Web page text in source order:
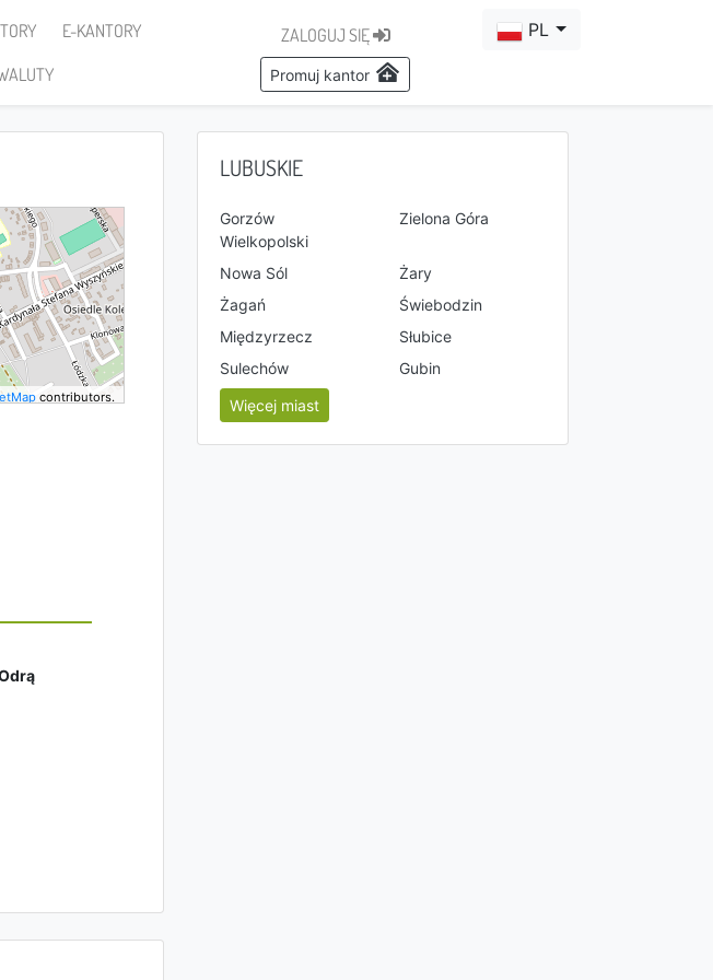
E-KANTORY
ZALOGUJ SIĘ
Promuj kantor
PL
contributors.
LUBUSKIE
Gorzów
Wielkopolski
Zielona Góra
Nowa Sól
Żary
Żagań
Świebodzin
Międzyrzecz
Słubice
Sulechów
Gubin
Więcej miast